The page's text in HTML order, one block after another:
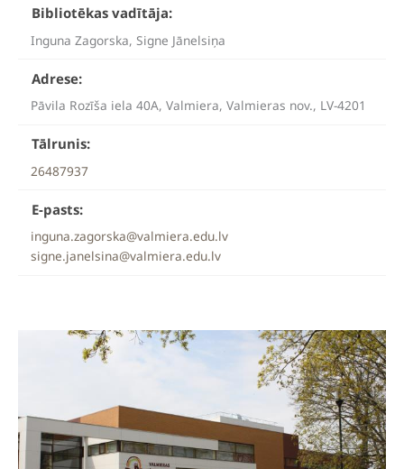
Bibliotēkas vadītāja:
Inguna Zagorska, Signe Jānelsiņa
Adrese:
Pāvila Rozīša iela 40A, Valmiera, Valmieras nov., LV-4201
Tālrunis:
26487937
E-pasts:
inguna.zagorska@valmiera.edu.lv
signe.janelsina@valmiera.edu.lv